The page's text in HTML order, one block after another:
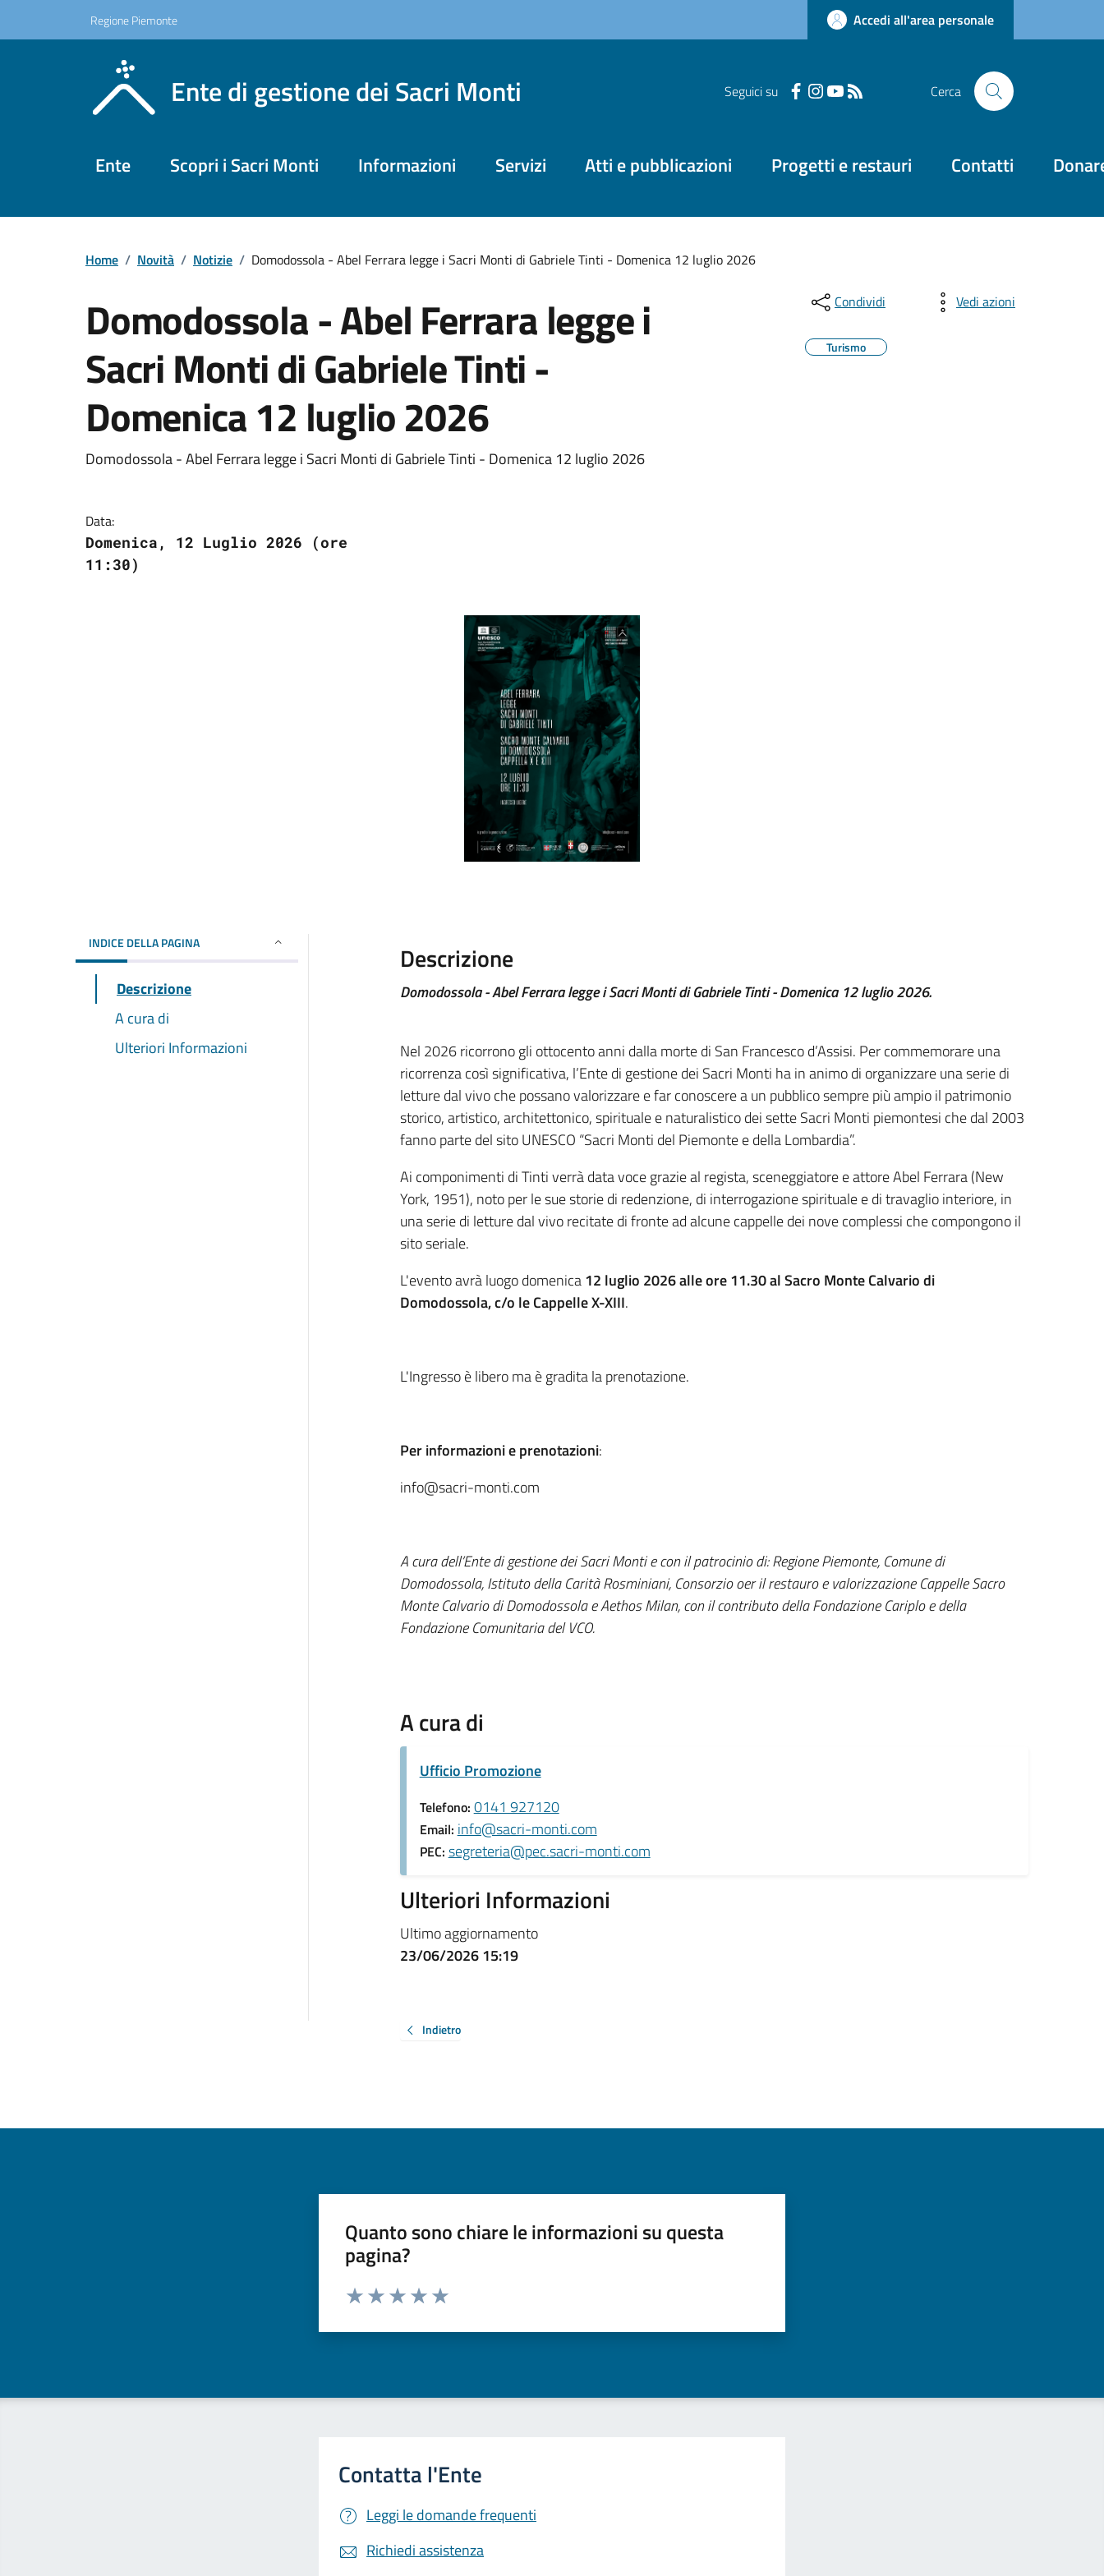
Regione Piemonte Accedi all'area personale
Ente di gestione dei Sacri Monti Seguici su Cerca
Ente Scopri i Sacri Monti Informazioni Servizi Atti e pubblicazioni Progetti e restauri Contatti
Home / Novità / Notizie / Domodossola - Abel Ferrara legge i Sacri Monti di Gabriele Tinti - Domenica 12 luglio 2026
Domodossola - Abel Ferrara legge i
Sacri Monti di Gabriele Tinti -
Domenica 12 luglio 2026
Domodossola - Abel Ferrara legge i Sacri Monti di Gabriele Tinti - Domenica 12 luglio 2026
Data:
Domenica, 12 Luglio 2026 (ore
11:30)
Condividi Vedi azioni
Turismo
INDICE DELLA PAGINA
Descrizione
A cura di
Ulteriori Informazioni
Descrizione
Domodossola - Abel Ferrara legge i Sacri Monti di Gabriele Tinti - Domenica 12 luglio 2026.
Nel 2026 ricorrono gli ottocento anni dalla morte di San Francesco d’Assisi. Per commemorare una
ricorrenza così significativa, l’Ente di gestione dei Sacri Monti ha in animo di organizzare una serie di
letture dal vivo che possano valorizzare e far conoscere a un pubblico sempre più ampio il patrimonio
storico, artistico, architettonico, spirituale e naturalistico dei sette Sacri Monti piemontesi che dal 2003
fanno parte del sito UNESCO “Sacri Monti del Piemonte e della Lombardia”.
Ai componimenti di Tinti verrà data voce grazie al regista, sceneggiatore e attore Abel Ferrara (New
York, 1951), noto per le sue storie di redenzione, di interrogazione spirituale e di travaglio interiore, in
una serie di letture dal vivo recitate di fronte ad alcune cappelle dei nove complessi che compongono il
sito seriale.
L'evento avrà luogo domenica12 luglio 2026 alle ore 11.30 al Sacro Monte Calvario di
Domodossola, c/o le Cappelle X-XIII.
L'Ingresso è libero ma è gradita la prenotazione.
Per informazioni e prenotazioni:
info@sacri-monti.com
A cura dell’Ente di gestione dei Sacri Monti e con il patrocinio di: Regione Piemonte, Comune di
Domodossola, Istituto della Carità Rosminiani, Consorzio oer il restauro e valorizzazione Cappelle Sacro
Monte Calvario di Domodossola e Aethos Milan, con il contributo della Fondazione Cariplo e della
Fondazione Comunitaria del VCO.
A cura di
Ufficio Promozione
Telefono: 0141 927120
Email: info@sacri-monti.com
PEC: segreteria@pec.sacri-monti.com
Ulteriori Informazioni
Ultimo aggiornamento
23/06/2026 15:19
Indietro
Quanto sono chiare le informazioni su questa
pagina?
Valuta da 1 a 5 stelle la pagina
Leggi le domande frequenti
Richiedi assistenza